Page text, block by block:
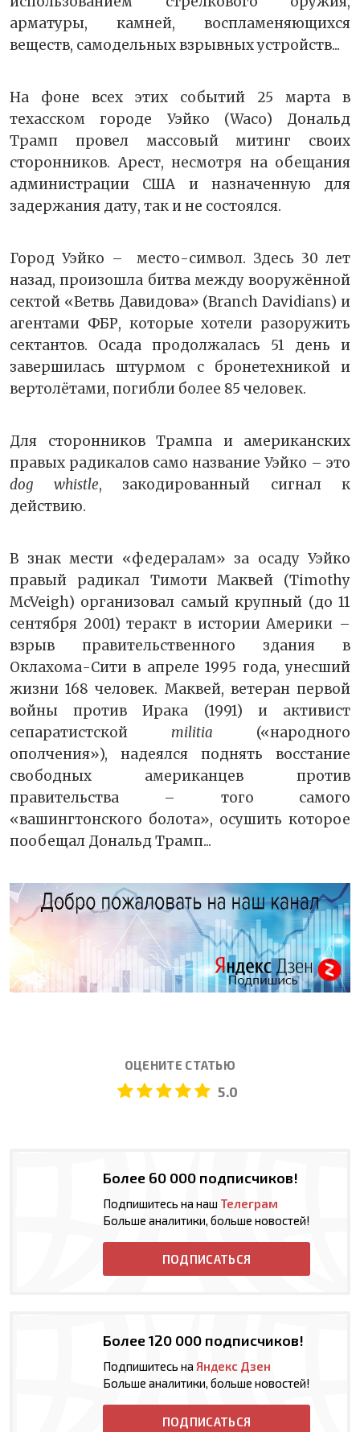
арматуры, камней, воспламеняющихся
веществ, самодельных взрывных устройств...
На фоне всех этих событий 25 марта в
техасском городе Уэйко (Waco) Дональд
Трамп провел массовый митинг своих
сторонников. Арест, несмотря на обещания
администрации США и назначенную для
задержания дату, так и не состоялся.
Город Уэйко – место-символ. Здесь 30 лет
назад, произошла битва между вооружённой
сектой «Ветвь Давидова» (Branch Davidians) и
агентами ФБР, которые хотели разоружить
сектантов. Осада продолжалась 51 день и
завершилась штурмом с бронетехникой и
вертолётами, погибли более 85 человек.
Для сторонников Трампа и американских
правых радикалов само название Уэйко – это
dog whistle, закодированный сигнал к
действию.
В знак мести «федералам» за осаду Уэйко
правый радикал Тимоти Маквей (Timothy
McVeigh) организовал самый крупный (до 11
сентября 2001) теракт в истории Америки –
взрыв правительственного здания в
Оклахома-Сити в апреле 1995 года, унесший
жизни 168 человек. Маквей, ветеран первой
войны против Ирака (1991) и активист
сепаратистской militia («народного
ополчения»), надеялся поднять восстание
свободных американцев против
правительства – того самого
«вашингтонского болота», осушить которое
пообещал Дональд Трамп...
ОЦЕНИТЕ СТАТЬЮ
5.0
Более 60 000 подписчиков!
Подпишитесь на наш Телеграм
Больше аналитики, больше новостей!
ПОДПИСАТЬСЯ
Более 120 000 подписчиков!
Подпишитесь на Яндекс Дзен
Больше аналитики, больше новостей!
ПОДПИСАТЬСЯ